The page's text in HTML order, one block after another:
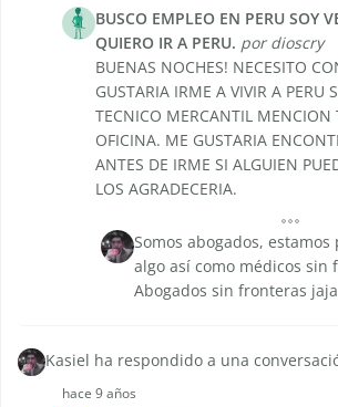
BUSCO EMPLEO EN PERU SOY
QUIERO IR A PERU. por dioscry
BUENAS NOCHES! NECESITO
GUSTARIA IRME A VIVIR A PERU
TECNICO MERCANTIL MENCION
OFICINA. ME GUSTARIA
ANTES DE IRME SI ALGUIEN
LOS AGRADECERIA.
Somos abogados,
algo así como médicos sin
Abogados sin fronteras
Kasiel ha respondido a una
hace 9 años